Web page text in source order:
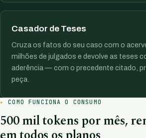
Casador de Teses
Cruza os fatos do seu caso com o
milhões de julgados e devolve as teses
aderência — com o precedente citado,
peça.
COMO FUNCIONA O CONSUMO
500 mil tokens por mês,